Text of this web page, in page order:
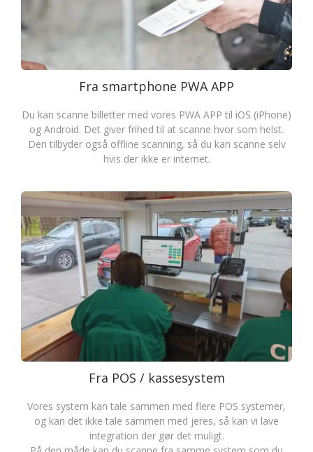
Fra smartphone PWA APP
Du kan scanne billetter med vores PWA APP til iOS (iPhone)
og Android. Det giver frihed til at scanne hvor som helst.
Den tilbyder også offline scanning, så du kan scanne selv
hvis der ikke er internet.
Fra POS / kassesystem
Vores system kan tale sammen med flere POS systemer,
og kan det ikke tale sammen med jeres, så kan vi lave
integration der gør det muligt.